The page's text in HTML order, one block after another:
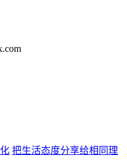
把生活态度分享给相同理